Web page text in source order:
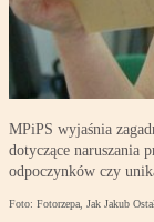
MPiPS wyjaśnia
dotyczące naruszania
odpoczynków czy
Foto: Fotorzepa, Jak Jakub